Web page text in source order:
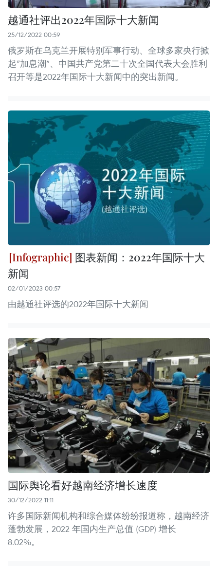
越通社评出2022年国际十大新闻
25/12/2022 00:59
俄罗斯在乌克兰开展特别军事行动、全球多家央行掀
起“加息潮”、中国共产党第二十次全国代表大会胜利
召开等是2022年国际十大新闻中的突出新闻。
图表新闻：2022年国际十大
新闻
02/01/2023 00:57
由越通社评选的2022年国际十大新闻
国际舆论看好越南经济增长速度
30/12/2022 11:11
许多国际新闻机构和综合媒体纷纷报道称，越南经济
蓬勃发展，2022 年国内生产总值 (GDP) 增长
8.02%。